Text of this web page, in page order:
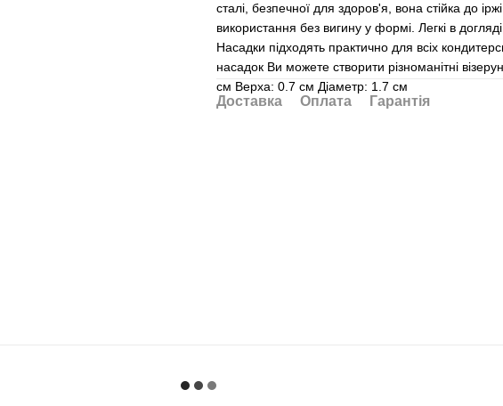
сталі, безпечної для здоров'я, вона стійка до
використання без вигину у формі. Легкі в
Насадки підходять практично для всіх
насадок Ви можете створити різноманітні
см Верха: 0.7 см Діаметр: 1.7 см
Доставка Оплата Гарантія